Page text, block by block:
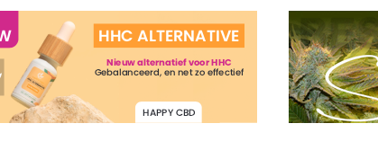
Oogsten, toprot & op
Top 44 zit erop! Door